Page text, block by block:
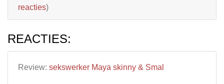
reacties)
REACTIES:
Review: sekswerker Maya skinny & Smal